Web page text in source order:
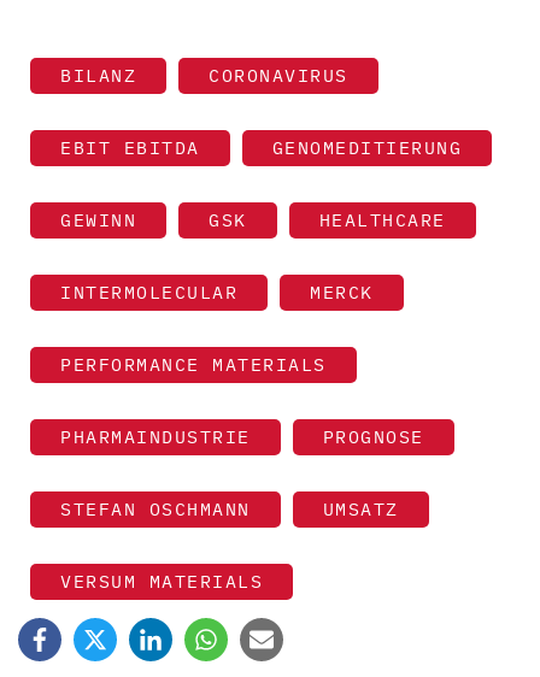
BILANZ CORONAVIRUS
EBIT EBITDA GENOMEDITIERUNG
GEWINN GSK HEALTHCARE
INTERMOLECULAR MERCK
PERFORMANCE MATERIALS
PHARMAINDUSTRIE PROGNOSE
STEFAN OSCHMANN UMSATZ
VERSUM MATERIALS